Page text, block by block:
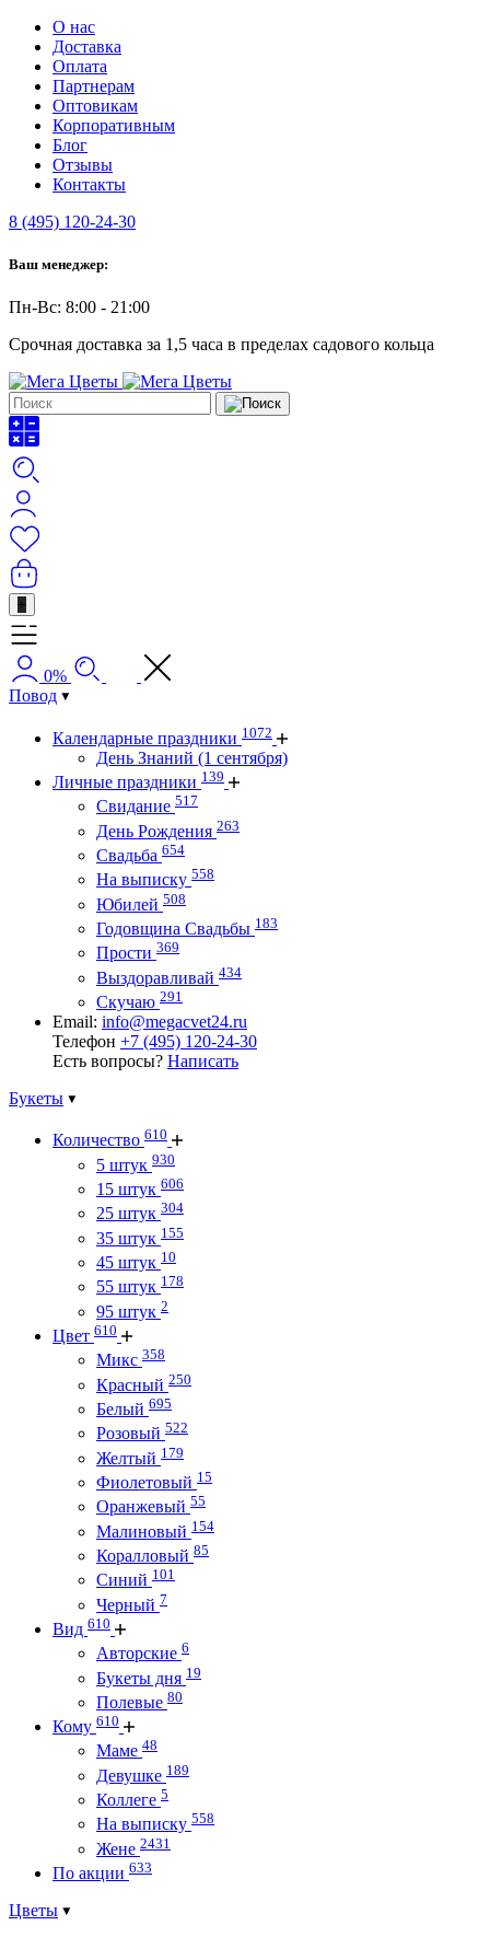
О нас
Доставка
Оплата
Партнерам
Оптовикам
Корпоративным
Блог
Отзывы
Контакты
8 (495) 120-24-30
Ваш менеджер:
Пн-Вс: 8:00 - 21:00
Срочная доставка за 1,5 часа в пределах садового кольца
+
0%
Повод
Календарные праздники 1072
День Знаний (1 сентября)
Личные праздники 139
Свидание 517
День Рождения 263
Свадьба 654
На выписку 558
Юбилей 508
Годовщина Свадьбы 183
Прости 369
Выздоравливай 434
Скучаю 291
Email: info@megacvet24.ru
Телефон +7 (495) 120-24-30
Есть вопросы? Написать
Букеты
Количество 610
5 штук 930
15 штук 606
25 штук 304
35 штук 155
45 штук 10
55 штук 178
95 штук 2
Цвет 610
Микс 358
Красный 250
Белый 695
Розовый 522
Желтый 179
Фиолетовый 15
Оранжевый 55
Малиновый 154
Коралловый 85
Синий 101
Черный 7
Вид 610
Авторские 6
Букеты дня 19
Полевые 80
Кому 610
Маме 48
Девушке 189
Коллеге 5
На выписку 558
Жене 2431
По акции 633
Цветы